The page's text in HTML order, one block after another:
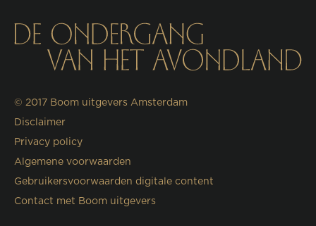
© 2017 Boom uitgevers Amsterdam
Disclaimer
Privacy policy
Algemene voorwaarden
Gebruikersvoorwaarden digitale content
Contact met Boom uitgevers